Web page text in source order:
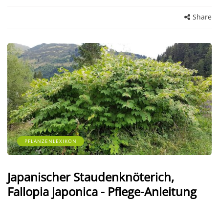
Share
PFLANZENLEXIKON
Japanischer Staudenknöterich,
Fallopia japonica - Pflege-Anleitung